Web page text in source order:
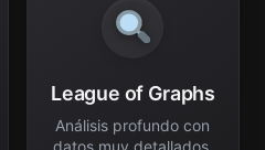
League of Graphs
Análisis profundo con